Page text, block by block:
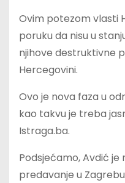
Ovim potezom vlasti
poruku da nisu u
njihove destruktivne
Hercegovini.
Ovo je nova faza u
kao takvu je treba
Istraga.ba.
Podsjećamo, Avdić je
predavanje u